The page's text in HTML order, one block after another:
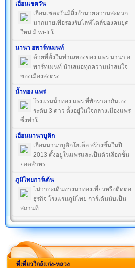
เฮือนเชตวัน
เฮือนเชตะวันมีสิ่งอำนวยความสะดวก
มากมายเพื่อรองรับไลฟ์ไตล์ของคนยุค
ใหม่ มี wi-fi ใ ...
นานา อพาร์ทเมนท์
ด้วยที่ตั้งในทำเลทองของ แพร่ นานา อ
พาร์ทเมนท์ นำเสนอทุกความน่าสนใจ
ของเมืองส่งตรง ...
น้ำทอง แพร่
โรงแรมน้ำทอง แพร่ ที่พักราคากันเอง
ระดับ 3 ดาว ตั้งอยู่ในใจกลางเมืองแพร่
ซึ่งทำใ ...
เฮือนนานาบูติก
เฮือนนานาบูติกโฮเต็ล สร้างขึ้นในปี
2013 ตั้งอยู่ในแพร่และเป็นตัวเลือกชั้น
ยอดสำหร ...
ภูมิไทยการ์เด้น
ไม่ว่าจะเดินทางมาท่องเที่ยวหรือติดต่อ
ธุรกิจ โรงแรมภูมิไทย การ์เด้นนับเป็น
สถานที่ ...
ที่เที่ยวใกล้แก่ง-หลวง